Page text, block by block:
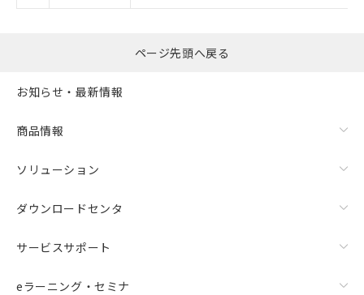
ページ先頭へ戻る
お知らせ・最新情報
商品情報
ソリューション
ダウンロードセンタ
サービスサポート
eラーニング・セミナ